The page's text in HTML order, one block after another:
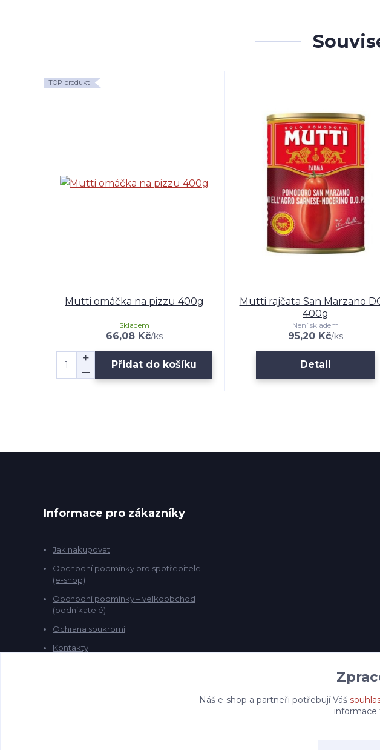
TOP produkt
Mutti omáčka na pizzu 400g
66,08 Kč/ks
Skladem
Přidat do košíku
Mutti rajčata San Marzano
400g
95,20 Kč/ks
Není skladem
Detail
Informace pro zákazníky
Jak nakupovat
Obchodní podmínky pro spotřebitele
(e-shop)
Obchodní podmínky – velkoobchod
(podnikatelé)
Ochrana soukromí
Kontakty
Náš e-shop a partneři potřebují Váš
informace